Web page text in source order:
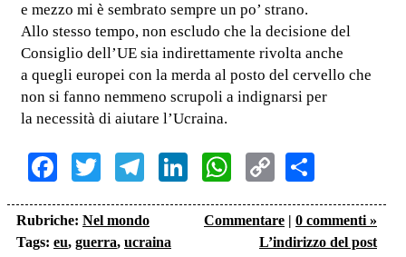
e mezzo mi è sembrato sempre un po’ strano.
Allo stesso tempo, non escludo che la decisione del
Consiglio dell’UE sia indirettamente rivolta anche
a quegli europei con la merda al posto del cervello che
non si fanno nemmeno scrupoli a indignarsi per
la necessità di aiutare l’Ucraina.
Facebook
TwitterTelegram
LinkedInWhatsApp
Copy
Link
Rubriche: Nel mondo
Tags: eu, guerra, ucraina
Commentare | 0 commenti »
L’indirizzo del post